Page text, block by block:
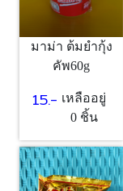
มาม่า ต้มยำกุ้ง
คัพ60g
15.- เหลืออยู่
0 ชิ้น